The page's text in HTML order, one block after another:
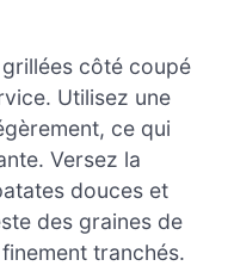
côté coupé
Utilisez une
ce qui
Versez la
douces et
des graines de
tranchés.